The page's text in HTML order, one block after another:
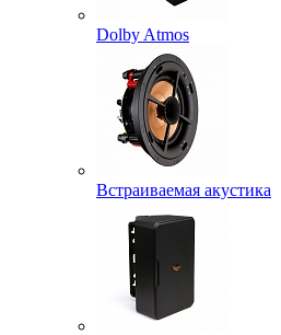
Dolby Atmos
Встраиваемая акустика